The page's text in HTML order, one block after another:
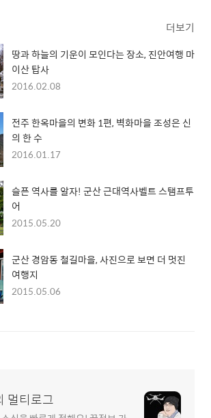
더보기
땅과 하늘의 기운이 모인다는 장소, 진안여행 마
이산 탑사
2016.02.08
전주 한옥마을의 변화 1편, 벽화마을 조성은 신
의 한 수
2016.01.17
슬픈 역사를 알자! 군산 근대역사벨트 스탬프투
어
2015.05.20
군산 경암동 철길마을, 사진으로 보면 더 멋진
여행지
2015.05.06
멀티로그